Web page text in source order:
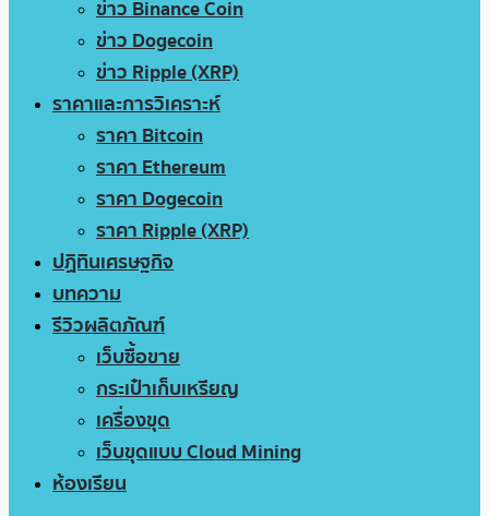
ข่าว Binance Coin
ข่าว Dogecoin
ข่าว Ripple (XRP)
ราคาและการวิเคราะห์
ราคา Bitcoin
ราคา Ethereum
ราคา Dogecoin
ราคา Ripple (XRP)
ปฏิทินเศรษฐกิจ
บทความ
รีวิวผลิตภัณฑ์
เว็บซื้อขาย
กระเป๋าเก็บเหรียญ
เครื่องขุด
เว็บขุดแบบ Cloud Mining
ห้องเรียน